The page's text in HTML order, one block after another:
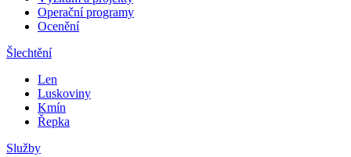
Operační programy
Ocenění
Šlechtění
Len
Luskoviny
Kmín
Řepka
Služby